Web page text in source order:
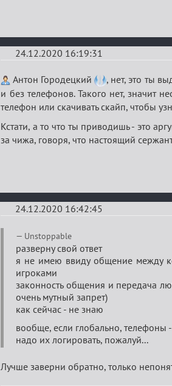
24.12.2020 16:19:31
Re:
Ценная
игровая
информация
Антон Городецкий
, нет, это ты
и без телефонов. Такого нет, значит
телефон или скачивать скайп, чтобы
Кстати, а то что ты приводишь - это
за чижа, говоря, что настоящий
24.12.2020 16:42:45
Re:
Ценная
игровая
информация
Unstoppable
разверну свой ответ
я не имею ввиду общение между
игроками
законность общения и передача
очень мутный запрет)
как сейчас - не знаю
вообще, если глобально, телефоны
надо их логировать, пожалуй...
Лучше заверни обратно, только